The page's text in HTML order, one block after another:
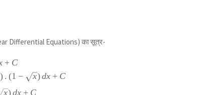
Differential Equations) का सूत्र-
+ C
) . (1 − x)dx + C
x)dx + C